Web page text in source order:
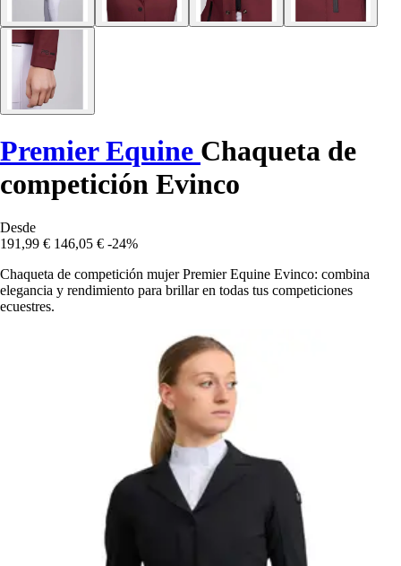
Premier Equine Chaqueta de
competición Evinco
Desde
191,99 € 146,05 € -24%
Chaqueta de competición mujer Premier Equine Evinco: combina
elegancia y rendimiento para brillar en todas tus competiciones
ecuestres.